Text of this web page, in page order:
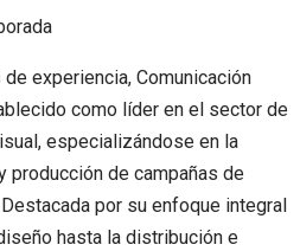
experiencia, Comunicación
como líder en el sector de
especializándose en la
producción de campañas de
por su enfoque integral
hasta la distribución e